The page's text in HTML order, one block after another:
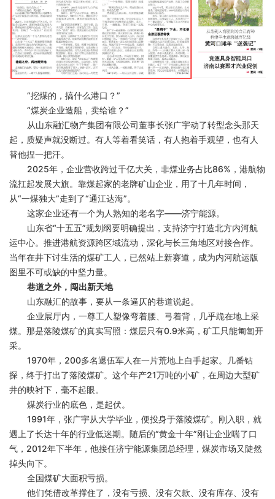
“挖煤的，搞什么港口？”
“煤炭企业造船，卖给谁？”
从山东融汇物产集团有限公司董事长张广宇动了转型念头那天
起，质疑声就没断过。有人等着看笑话，有人抱着手观望，也有人
替他捏一把汗。
2025年，企业营收跨过千亿大关，非煤业务占比86%，港航物
流扛起发展大旗。靠煤起家的老牌矿山企业，用了十几年时间，
从“一煤独大”走到了“通江达海”。
这家企业还有一个为人熟知的老名字——济宁能源。
山东省“十五五”规划纲要明确提出，支持济宁打造北方内河航
运中心。推进港航资源跨区域流动，深化与长三角地区对接合作。
当年在井下讨生活的煤矿工人，已然站上新赛道，成为内河航运版
图里不可或缺的中坚力量。
巷道之外，闯出新天地
山东融汇的故事，要从一条逼仄的巷道说起。
企业展厅内，一尊工人塑像弯着腰、弓着背，几乎跪在地上采
煤。那是落陵煤矿的真实写照：煤层只有0.9米高，矿工只能匍匐开
采。
1970年，200多名退伍军人在一片荒地上白手起家。几番钻
探，终于打出了落陵煤矿。这个年产21万吨的小矿，在周边大型矿
井的映衬下，毫不起眼。
煤炭行业的底色，是起伏。
1991年，张广宇从大学毕业，便投身于落陵煤矿。刚入职，就
遇上了长达十年的行业低迷期。随后的“黄金十年”刚让企业喘了口
气，2012年下半年，他接任济宁能源集团总经理，煤炭市场又陡然
掉头向下。
全国煤矿大面积亏损。
他们凭借改革撑住了，没有亏损、没有欠款、没有库存、没有